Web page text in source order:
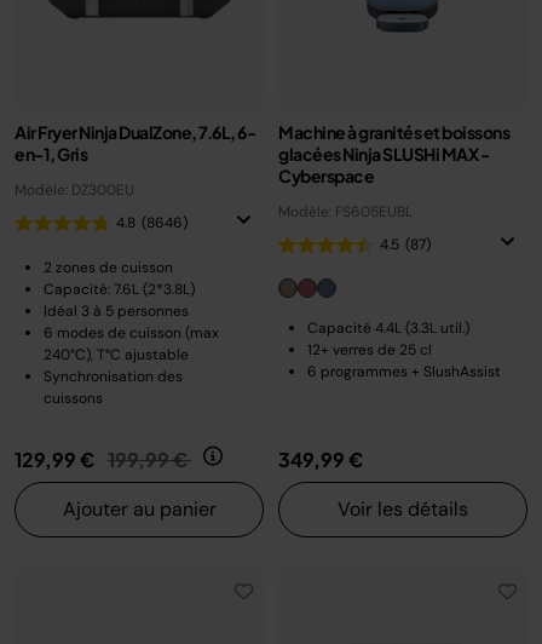
Air Fryer Ninja DualZone, 7.6L, 6-
en-1, Gris
Modèle: DZ300EU
4.8 (8646)
2 zones de cuisson
Capacité: 7.6L (2*3.8L)
Idéal 3 à 5 personnes
6 modes de cuisson (max
240°C), T°C ajustable
Synchronisation des
cuissons
129,99 € Prix réduit de
199,99 € au
Ajouter au panier
Machine à granités et boissons
glacées Ninja SLUSHi MAX -
Cyberspace
Modèle: FS605EUBL
4.5 (87)
Capacité 4.4L (3.3L util.)
12+ verres de 25 cl
6 programmes + SlushAssist
349,99 €
Voir les détails